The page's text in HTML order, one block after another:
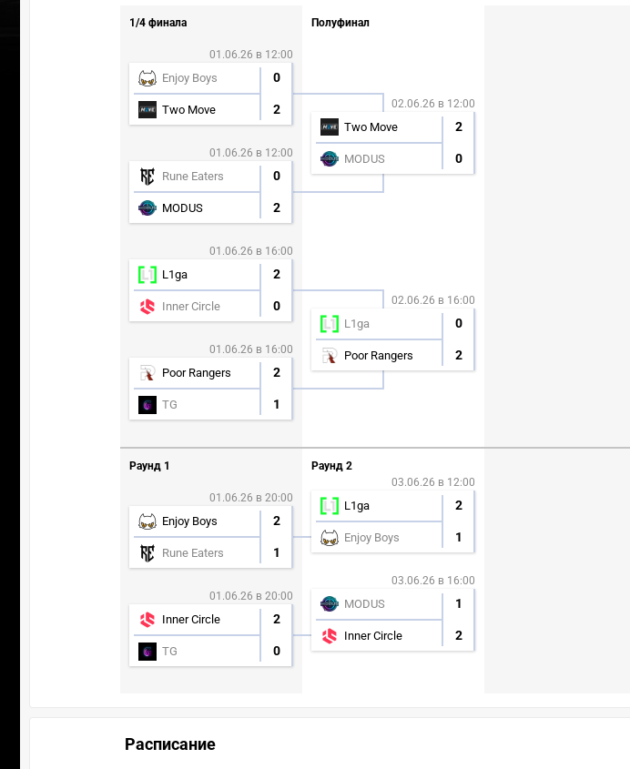
1/4 финала
01.06.26 в 12:00
Enjoy Boys 0
Two Move 2
01.06.26 в 12:00
Rune Eaters 0
MODUS 2
01.06.26 в 16:00
L1ga 2
Inner Circle 0
01.06.26 в 16:00
Poor Rangers 2
TG 1
Полуфинал
02.06.26 в 12:00
Two Move 2
MODUS 0
02.06.26 в 16:00
L1ga 0
Poor Rangers 2
Раунд 1
01.06.26 в 20:00
Enjoy Boys 2
Rune Eaters 1
01.06.26 в 20:00
Inner Circle 2
TG 0
Раунд 2
03.06.26 в 12:00
L1ga 2
Enjoy Boys 1
03.06.26 в 16:00
MODUS 1
Inner Circle 2
Расписание